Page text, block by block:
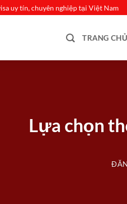
uy tín, chuyên nghiệp tại Việt Nam
TRANG CHỦ
Lựa chọn